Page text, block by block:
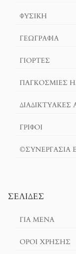
ΦΥΣΙΚΗ
ΓΕΩΓΡΑΦΊΑ
ΓΙΟΡΤΈΣ
ΠΑΓΚΟΣΜΙΕΣ
ΔΙΑΔΙΚΤΥΑΚΈΣ
ΓΡΙΦΟΙ
©ΣΥΝΕΡΓΑΣΙΑ
ΣΕΛΊΔΕΣ
ΓΙΑ ΜΕΝΑ
ΌΡΟΙ ΧΡΗΣΗΣ